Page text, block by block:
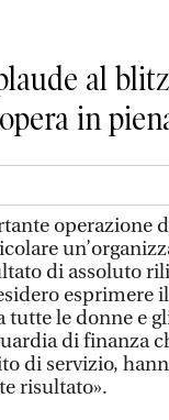
al
in
operazione
di assoluto
esprimere
tutte le donne e
di finanza
di servizio,
risultato».